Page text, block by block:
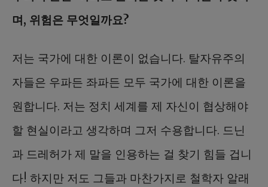
며, 위험은 무엇일까요?
저는 국가에 대한 이론이 없습니다. 탈자유주의
자들은 우파든 좌파든 모두 국가에 대한 이론을
원합니다. 저는 정치 세계를 제 자신이 협상해야
할 현실이라고 생각하며 그저 수용합니다. 드닌
과 드레허가 제 말을 인용하는 걸 찾기 힘들 겁니
다! 하지만 저도 그들과 마찬가지로 철학자 알래